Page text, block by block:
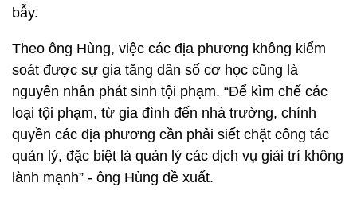
bẫy.
Theo ông Hùng, việc các địa phương không kiểm
soát được sự gia tăng dân số cơ học cũng là
nguyên nhân phát sinh tội phạm. “Để kìm chế các
loại tội phạm, từ gia đình đến nhà trường, chính
quyền các địa phương cần phải siết chặt công tác
quản lý, đặc biệt là quản lý các dịch vụ giải trí không
lành mạnh” - ông Hùng đề xuất.